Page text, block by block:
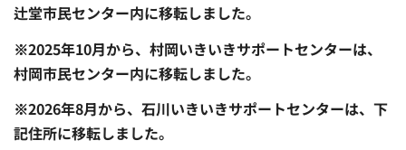
辻堂市民センター内に移転しました。
※2025年10月から、村岡いきいきサポートセンターは、
村岡市民センター内に移転しました。
※2026年8月から、石川いきいきサポートセンターは、下
記住所に移転しました。